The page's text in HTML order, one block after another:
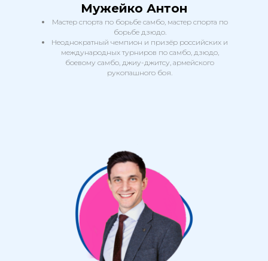
Мужейко Антон
Мастер спорта по борьбе самбо, мастер спорта по
борьбе дзюдо.
Неоднократный чемпион и призёр российских и
международных турниров по самбо, дзюдо,
боевому самбо, джиу-джитсу, армейского
рукопашного боя.